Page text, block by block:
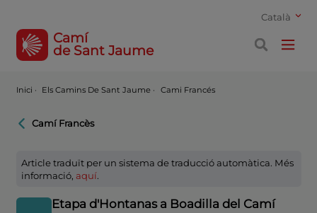
Català
Camí
de Sant Jaume
Inici · Els Camins De Sant Jaume · Cami Francés
Camí Francès
Article traduït per un sistema de traducció automàtica. Més
informació, aquí.
Etapa d'Hontanas a Boadilla del Camí